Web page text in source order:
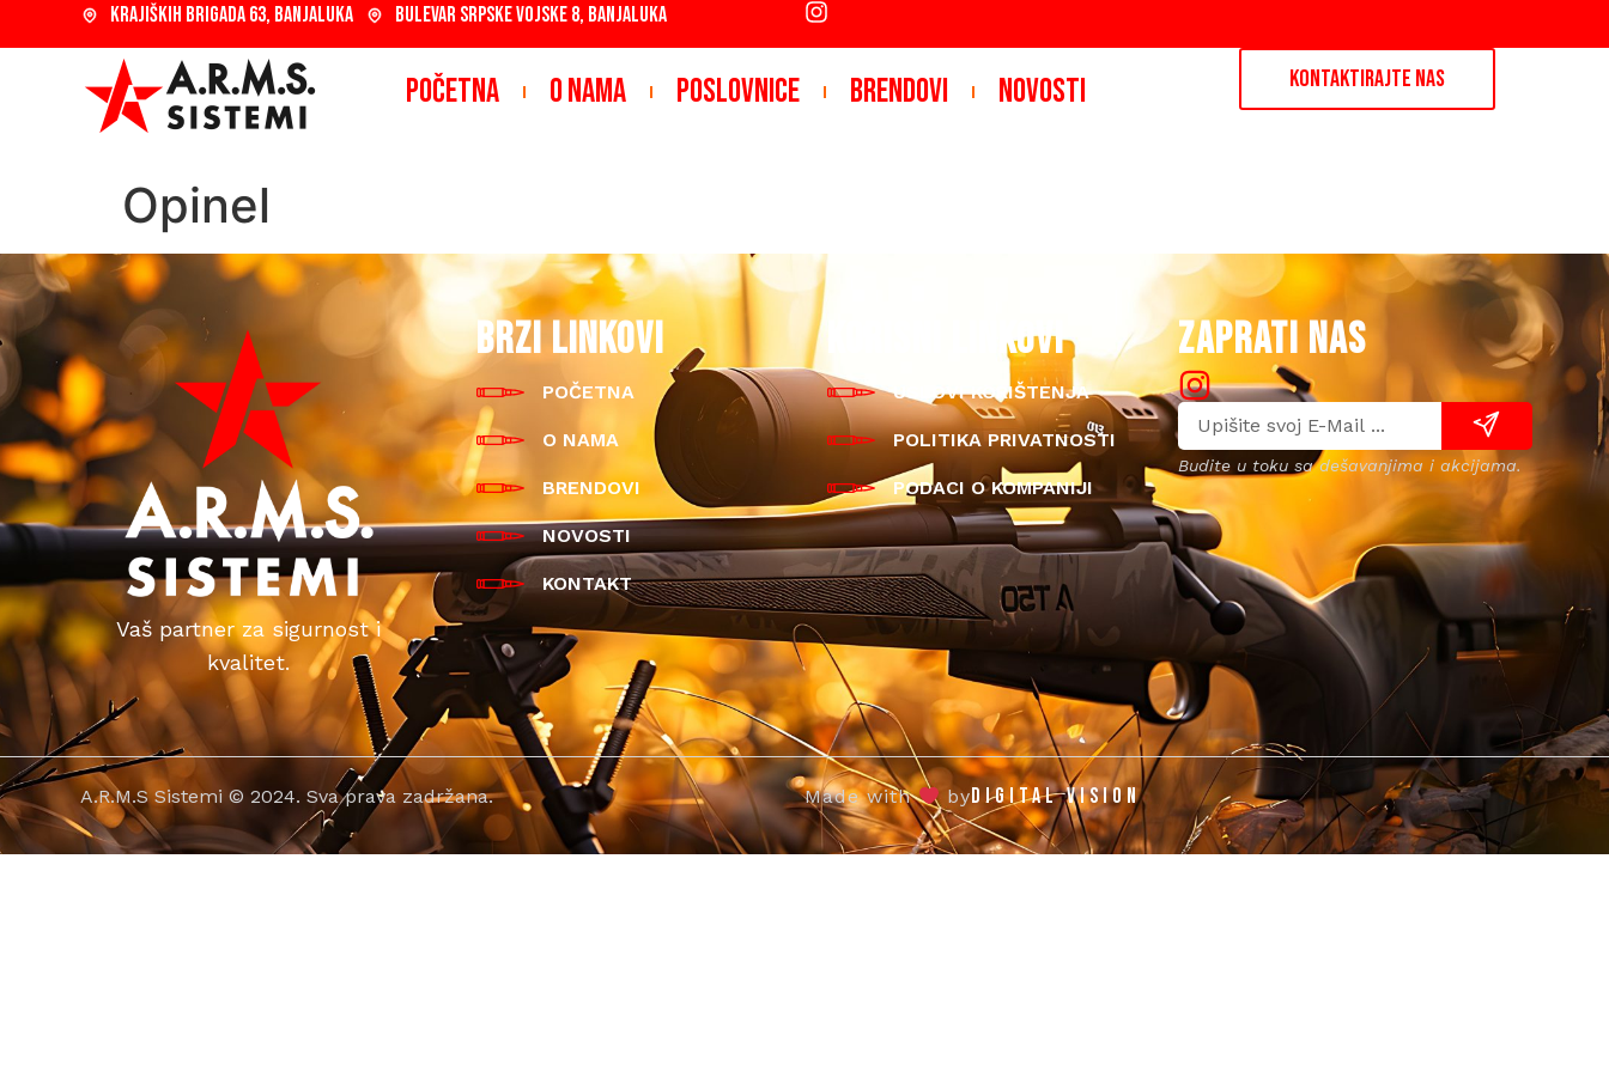
KRAJIŠKIH BRIGADA 63, BANJALUKA BULEVAR SRPSKE VOJSKE 8, BANJALUKA
POČETNA O NAMA POSLOVNICE BRENDOVI NOVOSTI KONTAKTIRAJTE NAS
Opinel
Vaš partner za sigurnost i
kvalitet.
BRZI LINKOVI
POČETNA
O NAMA
BRENDOVI
NOVOSTI
KONTAKT
KORISNI LINKOVI
USLOVI KORIŠTENJA
POLITIKA PRIVATNOSTI
PODACI O KOMPANIJI
ZAPRATI NAS
Budite u toku sa dešavanjima i akcijama.
A.R.M.S Sistemi © 2024. Sva prava zadržana. Made with byDIGITAL VISION